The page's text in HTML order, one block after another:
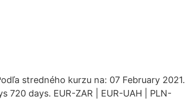
stredného kurzu na: 07 February 2021.
720 days. EUR-ZAR | EUR-UAH | PLN-